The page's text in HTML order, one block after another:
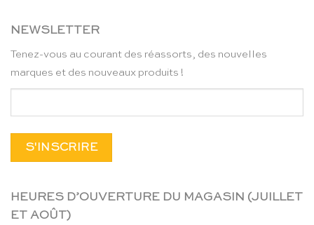
NEWSLETTER
Tenez-vous au courant des réassorts, des nouvelles
marques et des nouveaux produits !
HEURES D’OUVERTURE DU MAGASIN (JUILLET
ET AOÛT)